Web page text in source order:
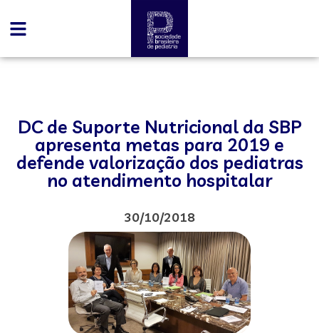
DC de Suporte Nutricional da SBP
apresenta metas para 2019 e
defende valorização dos pediatras
no atendimento hospitalar
30/10/2018